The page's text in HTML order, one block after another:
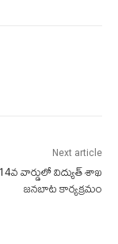
Next article
14వ వార్డులో విద్యుత్ శాఖ
జనబాట కార్యక్రమం